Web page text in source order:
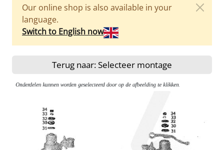
Our online shop is also available in your
language.
Switch to English now
Terug naar: Selecteer montage